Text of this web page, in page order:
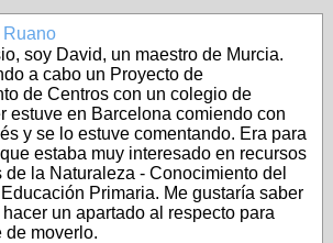
Ruano
soy David, un maestro de Murcia.
a cabo un Proyecto de
de Centros con un colegio de
estuve en Barcelona comiendo con
y se lo estuve comentando. Era para
estaba muy interesado en recursos
la Naturaleza - Conocimiento del
Primaria. Me gustaría saber
un apartado al respecto para
de moverlo.